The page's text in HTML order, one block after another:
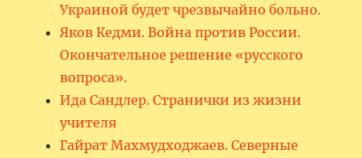
Украиной будет чрезвычайно больно.
Яков Кедми. Война против России.
Окончательное решение «русского
вопроса».
Ида Сандлер. Странички из жизни
учителя
Гайрат Махмудходжаев. Северные